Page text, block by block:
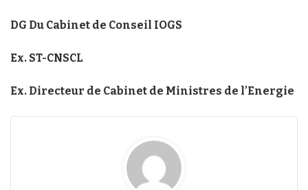
DG Du Cabinet de Conseil IOGS
Ex. ST-CNSCL
Ex. Directeur de Cabinet de Ministres de l’Energie